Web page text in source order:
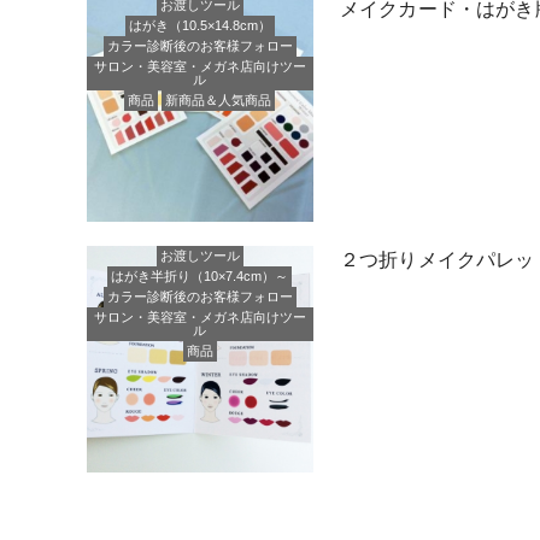
お渡しツール
はがき（10.5×14.8cm）
カラー診断後のお客様フォロー
サロン・美容室・メガネ店向けツー
ル
商品
新商品＆人気商品
メイクカード・はがき
お渡しツール
はがき半折り（10×7.4cm）～
カラー診断後のお客様フォロー
サロン・美容室・メガネ店向けツー
ル
商品
２つ折りメイクパレッ